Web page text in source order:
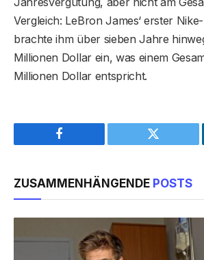
Vergleich: LeBron James‘ erster
brachte ihm über sieben Jahre
Millionen Dollar ein, was einem
Millionen Dollar entspricht.
Facebook Twitter
ZUSAMMENHÄNGENDE POSTS